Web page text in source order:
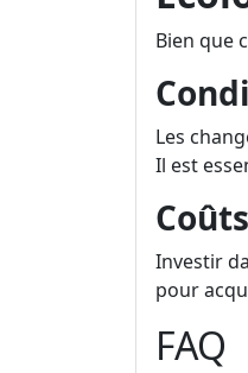
Bien que
Les
Il est
Investir
pour
FAQ